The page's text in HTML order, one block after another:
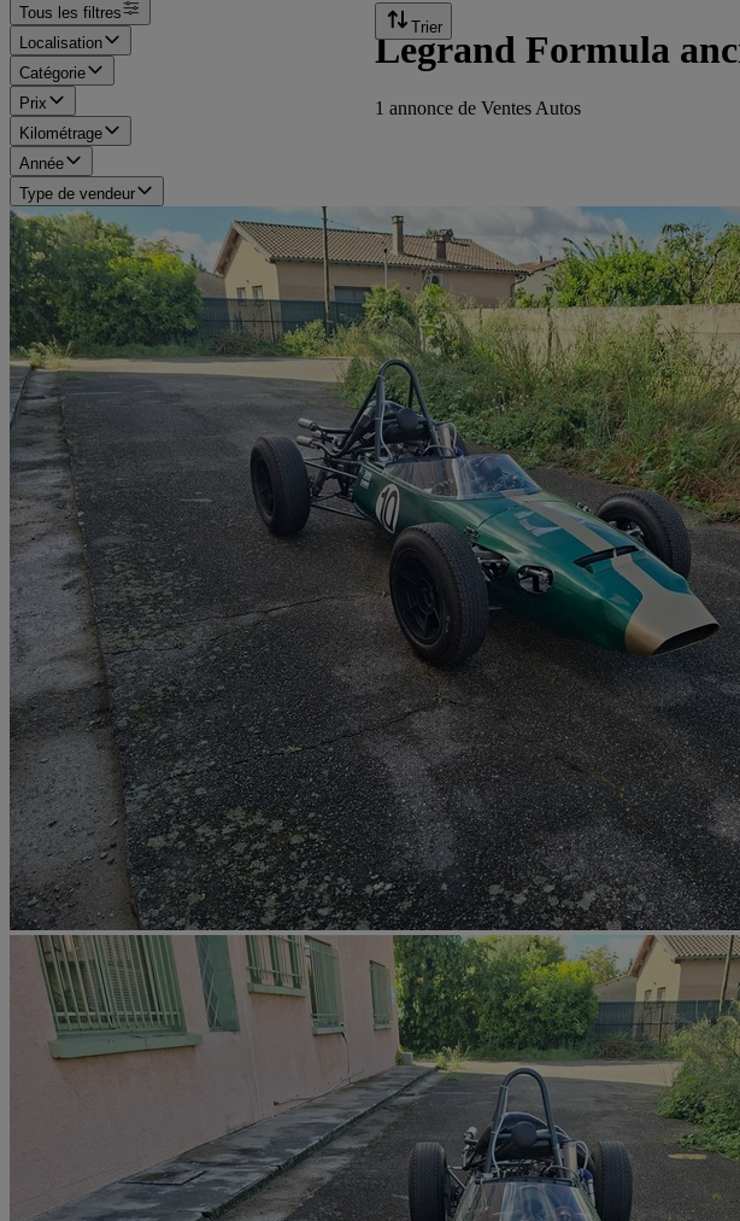
Tous les filtres
Localisation
Catégorie
Prix
Kilométrage
Année
Type de vendeur
Legrand Formula
1 annonce de Ventes Autos
Trier